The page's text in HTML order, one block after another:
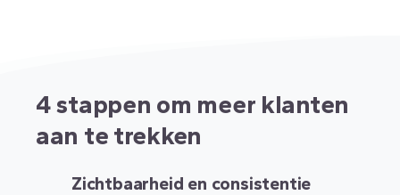
4 stappen om meer klanten
aan te trekken
Zichtbaarheid en consistentie